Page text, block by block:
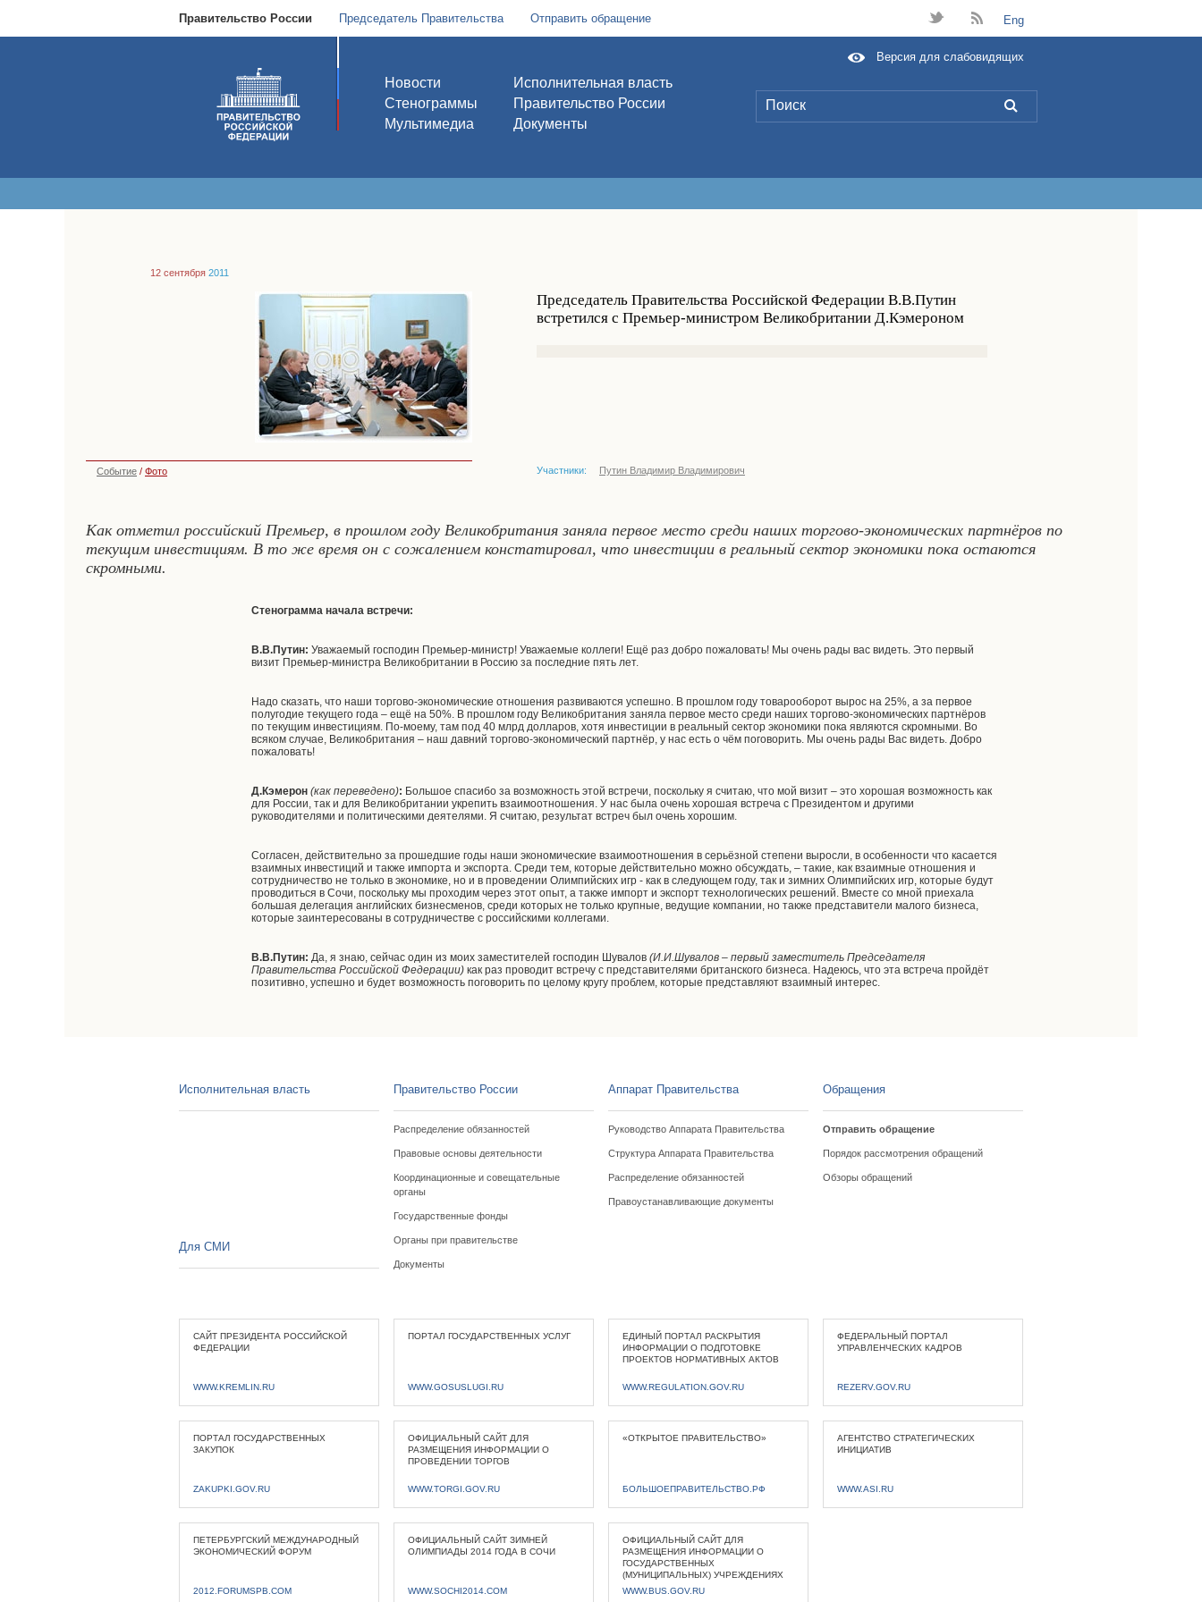
Правительство России Председатель Правительства Отправить обращение t B Eng
Новости
Стенограммы
Мультимедиа
Исполнительная власть
Правительство России
Документы
L
Версия для слабовидящих
12 сентября 2011
Председатель Правительства Российской Федерации В.В.Путин
встретился с Премьер-министром Великобритании Д.Кэмероном
Событие / Фото Участники: Путин Владимир Владимирович
Как отметил российский Премьер, в прошлом году Великобритания заняла первое место среди наших торгово-экономических партнёров по
текущим инвестициям. В то же время он с сожалением констатировал, что инвестиции в реальный сектор экономики пока остаются
скромными.
Стенограмма начала встречи:
В.В.Путин: Уважаемый господин Премьер-министр! Уважаемые коллеги! Ещё раз добро пожаловать! Мы очень рады вас видеть. Это первый
визит Премьер-министра Великобритании в Россию за последние пять лет.
Надо сказать, что наши торгово-экономические отношения развиваются успешно. В прошлом году товарооборот вырос на 25%, а за первое
полугодие текущего года – ещё на 50%. В прошлом году Великобритания заняла первое место среди наших торгово-экономических партнёров
по текущим инвестициям. По-моему, там под 40 млрд долларов, хотя инвестиции в реальный сектор экономики пока являются скромными. Во
всяком случае, Великобритания – наш давний торгово-экономический партнёр, у нас есть о чём поговорить. Мы очень рады Вас видеть. Добро
пожаловать!
Д.Кэмерон(как переведено): Большое спасибо за возможность этой встречи, поскольку я считаю, что мой визит – это хорошая возможность как
для России, так и для Великобритании укрепить взаимоотношения. У нас была очень хорошая встреча с Президентом и другими
руководителями и политическими деятелями. Я считаю, результат встреч был очень хорошим.
Согласен, действительно за прошедшие годы наши экономические взаимоотношения в серьёзной степени выросли, в особенности что касается
взаимных инвестиций и также импорта и экспорта. Среди тем, которые действительно можно обсуждать, – такие, как взаимные отношения и
сотрудничество не только в экономике, но и в проведении Олимпийских игр - как в следующем году, так и зимних Олимпийских игр, которые будут
проводиться в Сочи, поскольку мы проходим через этот опыт, а также импорт и экспорт технологических решений. Вместе со мной приехала
большая делегация английских бизнесменов, среди которых не только крупные, ведущие компании, но также представители малого бизнеса,
которые заинтересованы в сотрудничестве с российскими коллегами.
В.В.Путин:Да, я знаю, сейчас один из моих заместителей господин Шувалов(И.И.Шувалов – первый заместитель Председателя
Правительства Российской Федерации) как раз проводит встречу с представителями британского бизнеса. Надеюсь, что эта встреча пройдёт
позитивно, успешно и будет возможность поговорить по целому кругу проблем, которые представляют взаимный интерес.
Исполнительная власть Правительство России
Распределение обязанностей
Правовые основы деятельности
Координационные и совещательные
органы
Государственные фонды
Органы при правительстве
Документы
Аппарат Правительства
Руководство Аппарата Правительства
Структура Аппарата Правительства
Распределение обязанностей
Правоустанавливающие документы
Обращения
Отправить обращение
Порядок рассмотрения обращений
Обзоры обращений
Для СМИ
САЙТ ПРЕЗИДЕНТА РОССИЙСКОЙ
ФЕДЕРАЦИИ
WWW.KREMLIN.RU
ПОРТАЛ ГОСУДАРСТВЕННЫХ УСЛУГ
WWW.GOSUSLUGI.RU
ЕДИНЫЙ ПОРТАЛ РАСКРЫТИЯ
ИНФОРМАЦИИ О ПОДГОТОВКЕ
ПРОЕКТОВ НОРМАТИВНЫХ АКТОВ
WWW.REGULATION.GOV.RU
ФЕДЕРАЛЬНЫЙ ПОРТАЛ
УПРАВЛЕНЧЕСКИХ КАДРОВ
REZERV.GOV.RU
ПОРТАЛ ГОСУДАРСТВЕННЫХ
ЗАКУПОК
ZAKUPKI.GOV.RU
ОФИЦИАЛЬНЫЙ САЙТ ДЛЯ
РАЗМЕЩЕНИЯ ИНФОРМАЦИИ О
ПРОВЕДЕНИИ ТОРГОВ
WWW.TORGI.GOV.RU
«ОТКРЫТОЕ ПРАВИТЕЛЬСТВО»
БОЛЬШОЕПРАВИТЕЛЬСТВО.РФ
АГЕНТСТВО СТРАТЕГИЧЕСКИХ
ИНИЦИАТИВ
WWW.ASI.RU
ПЕТЕРБУРГСКИЙ МЕЖДУНАРОДНЫЙ
ЭКОНОМИЧЕСКИЙ ФОРУМ
2012.FORUMSPB.COM
ОФИЦИАЛЬНЫЙ САЙТ ЗИМНЕЙ
ОЛИМПИАДЫ 2014 ГОДА В СОЧИ
WWW.SOCHI2014.COM
ОФИЦИАЛЬНЫЙ САЙТ ДЛЯ
РАЗМЕЩЕНИЯ ИНФОРМАЦИИ О
ГОСУДАРСТВЕННЫХ
(МУНИЦИПАЛЬНЫХ) УЧРЕЖДЕНИЯХ
WWW.BUS.GOV.RU